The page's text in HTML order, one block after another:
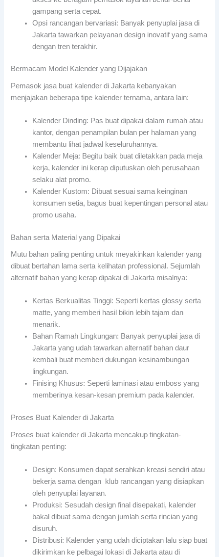
gampang serta cepat.
Opsi rancangan bervariasi: Banyak penyuplai jasa di
Jakarta tawarkan pelayanan design inovatif yang sama
dengan tren terakhir.
Bermacam Model Kalender yang Dijajakan
Pemasok jasa buat kalender di Jakarta kebanyakan
menjajakan beberapa tipe kalender ternama, antara lain:
Kalender Dinding: Pas buat dipakai dalam rumah atau
kantor, dengan penampilan bulan per halaman yang
membantu lihat jadwal keseluruhannya.
Kalender Meja: Begitu baik buat diletakkan pada meja
kerja, kalender ini kerap diputuskan oleh perusahaan
selaku alat promo.
Kalender Kustom: Dibuat sesuai sama keinginan
konsumen setia, bagus buat kepentingan personal atau
promo usaha.
Bahan serta Material yang Dipakai
Mutu bahan paling penting untuk meyakinkan kalender yang
dibuat bertahan lama serta kelihatan professional. Sejumlah
alternatif bahan yang kerap dipakai di Jakarta misalnya:
Kertas Berkualitas Tinggi: Seperti kertas glossy serta
matte, yang memberi hasil bikin lebih tajam dan
menarik.
Bahan Ramah Lingkungan: Banyak penyuplai jasa di
Jakarta yang udah tawarkan alternatif bahan daur
kembali buat memberi dukungan kesinambungan
lingkungan.
Finising Khusus: Seperti laminasi atau emboss yang
memberinya kesan-kesan premium pada kalender.
Proses Buat Kalender di Jakarta
Proses buat kalender di Jakarta mencakup tingkatan-
tingkatan penting:
Design: Konsumen dapat serahkan kreasi sendiri atau
bekerja sama dengan klub rancangan yang disiapkan
oleh penyuplai layanan.
Produksi: Sesudah design final disepakati, kalender
bakal dibuat sama dengan jumlah serta rincian yang
disuruh.
Distribusi: Kalender yang udah diciptakan lalu siap buat
dikirimkan ke pelbagai lokasi di Jakarta atau di